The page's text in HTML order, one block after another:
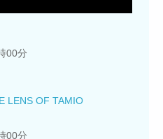
00分
LENS OF TAMIO
00分